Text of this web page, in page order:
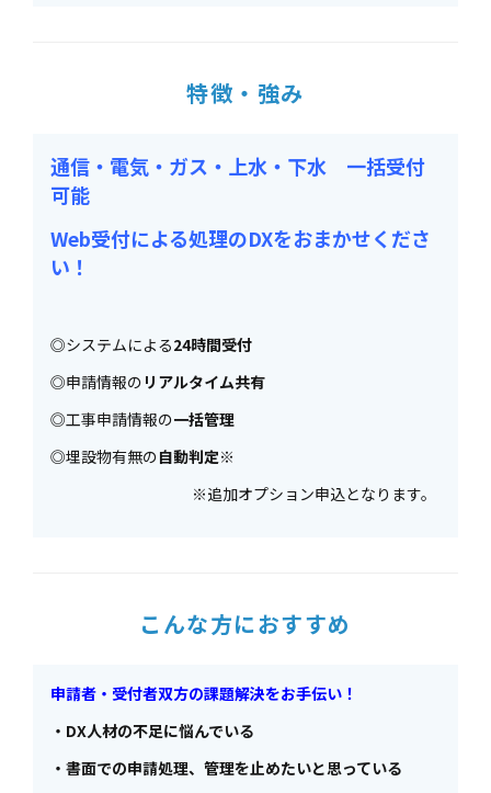
特徴・強み
通信・電気・ガス・上水・下水 一括受付
可能
Web受付による処理のDXをおまかせくださ
い！
◎システムによる24時間受付
◎申請情報の リアルタイム共有
◎工事申請情報の一括管理
◎埋設物有無の自動判定※
※追加オプション申込となります。
こんな方におすすめ
申請者・受付者双方の課題解決をお手伝い！
・DX人材の不足に悩んでいる
・書面での申請処理、管理を止めたいと思っている